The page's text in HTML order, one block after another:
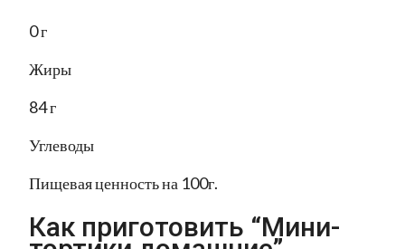
0 г
Жиры
84 г
Углеводы
Пищевая ценность на 100г.
Как приготовить “Мини-